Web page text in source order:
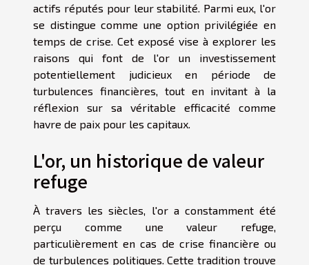
actifs réputés pour leur stabilité. Parmi eux, l'or
se distingue comme une option privilégiée en
temps de crise. Cet exposé vise à explorer les
raisons qui font de l'or un investissement
potentiellement judicieux en période de
turbulences financières, tout en invitant à la
réflexion sur sa véritable efficacité comme
havre de paix pour les capitaux.
L'or, un historique de valeur
refuge
À travers les siècles, l'or a constamment été
perçu comme une valeur refuge,
particulièrement en cas de crise financière ou
de turbulences politiques. Cette tradition trouve